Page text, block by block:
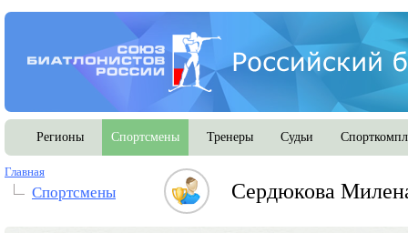
Регионы Спортсмены Тренеры Судьи
Главная
Спортсмены Сердюкова